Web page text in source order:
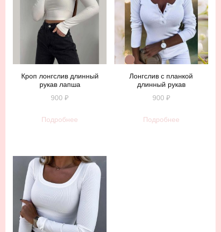
Кроп лонгслив длинный
рукав лапша
900₽
Подробнее
Лонгслив с планкой
длинный рукав
900 ₽
Подробнее